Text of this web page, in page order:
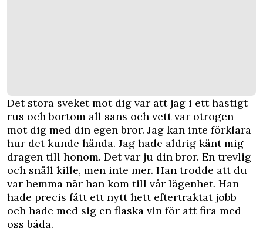
Det stora sveket mot dig var att jag i ett hastigt
rus och bortom all sans och vett var otrogen
mot dig med din egen bror. Jag kan inte förklara
hur det kunde hända. Jag hade aldrig känt mig
dragen till honom. Det var ju din bror. En trevlig
och snäll kille, men inte mer. Han trodde att du
var hemma när han kom till vår lägenhet. Han
hade precis fått ett nytt hett eftertraktat jobb
och hade med sig en flaska vin för att fira med
oss båda.